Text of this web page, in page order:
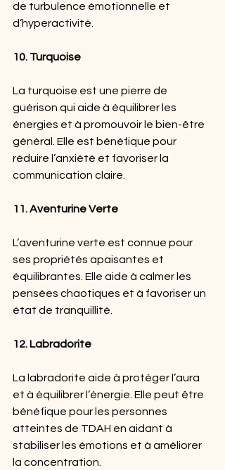
de turbulence émotionnelle et
d’hyperactivité.
10. Turquoise
La turquoise est une pierre de
guérison qui aide à équilibrer les
énergies et à promouvoir le bien-être
général. Elle est bénéfique pour
réduire l’anxiété et favoriser la
communication claire.
11. Aventurine Verte
L’aventurine verte est connue pour
ses propriétés apaisantes et
équilibrantes. Elle aide à calmer les
pensées chaotiques et à favoriser un
état de tranquillité.
12. Labradorite
La labradorite aide à protéger l’aura
et à équilibrer l’énergie. Elle peut être
bénéfique pour les personnes
atteintes de TDAH en aidant à
stabiliser les émotions et à améliorer
la concentration.